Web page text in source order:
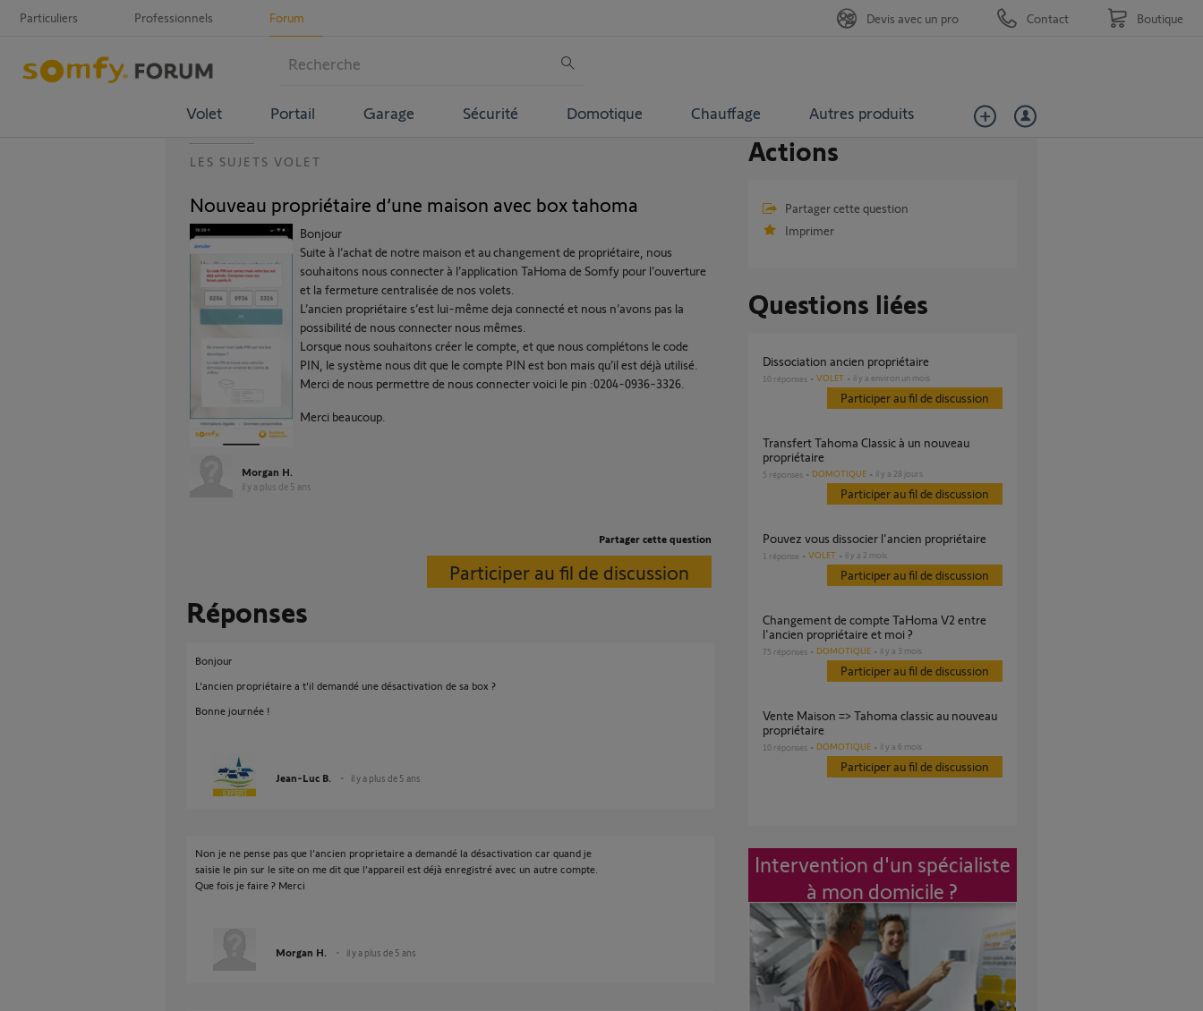
Particuliers Professionnels Forum
Volet Portail Garage Sécurité Domotique Chauffage Autres produits
Devis avec un pro Contact Boutique
LES SUJETS VOLET
Nouveau propriétaire d’une maison avec box tahoma
Bonjour
Suite à l’achat de notre maison et au changement de propriétaire, nous
souhaitons nous connecter à l’application TaHoma de Somfy pour l’ouverture
et la fermeture centralisée de nos volets.
L’ancien propriétaire s’est lui-même deja connecté et nous n’avons pas la
possibilité de nous connecter nous mêmes.
Lorsque nous souhaitons créer le compte, et que nous complétons le code
PIN, le système nous dit que le compte PIN est bon mais qu’il est déjà utilisé.
Merci de nous permettre de nous connecter voici le pin :0204-0936-3326.
Merci beaucoup.
Morgan H.
il y a plus de 5 ans
Partager cette question
Participer au fil de discussion
Réponses
Bonjour
L'ancien propriétaire a t'il demandé une désactivation de sa box ?
Bonne journée !
Jean-Luc B. il y a plus de 5 ans
Non je ne pense pas que l’ancien proprietaire a demandé la désactivation car quand je
saisie le pin sur le site on me dit que l’appareil est déjà enregistré avec un autre compte.
Que fois je faire ? Merci
Morgan H. il y a plus de 5 ans
Actions
Partager cette question
Imprimer
Questions liées
Dissociation ancien propriétaire
10 réponses VOLET il y a environ un mois
Participer au fil de discussion
Transfert Tahoma Classic à un nouveau
propriétaire
5 réponses DOMOTIQUE il y a 28 jours
Participer au fil de discussion
Pouvez vous dissocier l'ancien propriétaire
1 réponse VOLET il y a 2 mois
Participer au fil de discussion
Changement de compte TaHoma V2 entre
l'ancien propriétaire et moi ?
75 réponses DOMOTIQUE il y a 3 mois
Participer au fil de discussion
Vente Maison => Tahoma classic au nouveau
propriétaire
10 réponses DOMOTIQUE il y a 6 mois
Participer au fil de discussion
Intervention d'un spécialiste
à mon domicile ?